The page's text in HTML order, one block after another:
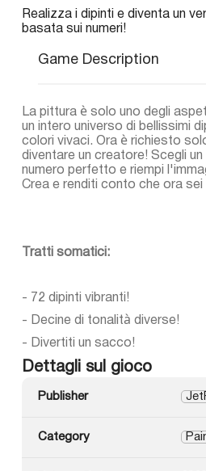
Realizza i dipinti e diventa un
basata sui numeri!
Game Description
La pittura è solo uno degli
un intero universo di bellissimi
colori vivaci. Ora è richiesto
diventare un creatore! Scegli un
numero perfetto e riempi
Crea e renditi conto che ora sei
Tratti somatici:
- 72 dipinti vibranti!
- Decine di tonalità diverse!
- Divertiti un sacco!
Dettagli sul gioco
Publisher
Category